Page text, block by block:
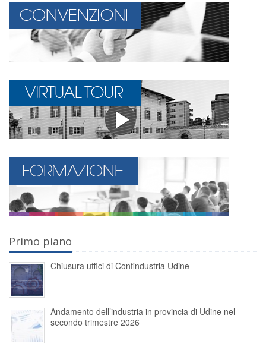
Primo piano
Chiusura uffici di Confindustria Udine
Andamento dell’industria in provincia di Udine nel
secondo trimestre 2026